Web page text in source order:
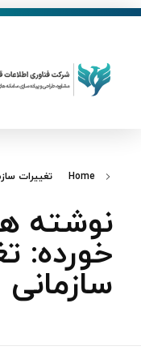
Home تغییرات
نوشته
خورده:
سازمانی